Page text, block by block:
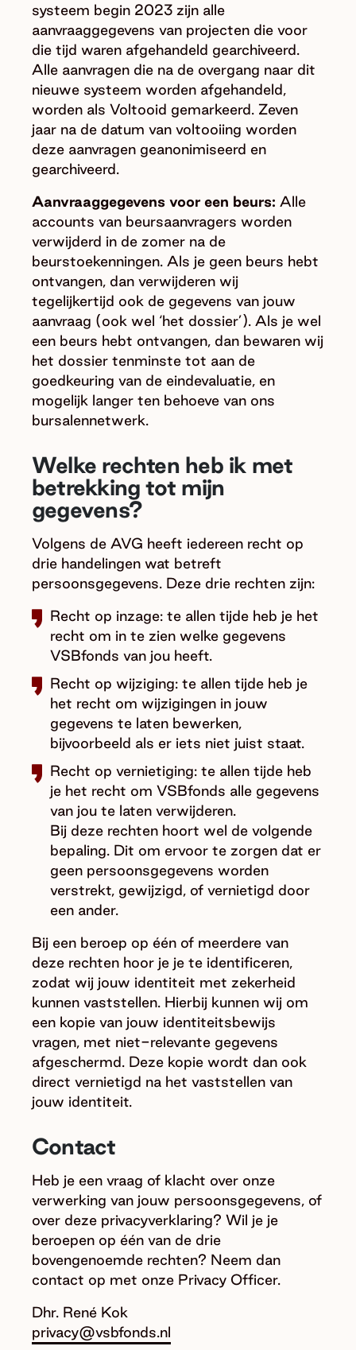
systeem begin 2023 zijn alle
aanvraaggegevens van projecten die voor
die tijd waren afgehandeld gearchiveerd.
Alle aanvragen die na de overgang naar dit
nieuwe systeem worden afgehandeld,
worden als Voltooid gemarkeerd. Zeven
jaar na de datum van voltooiing worden
deze aanvragen geanonimiseerd en
gearchiveerd.
Aanvraaggegevens voor een beurs: Alle
accounts van beursaanvragers worden
verwijderd in de zomer na de
beurstoekenningen. Als je geen beurs hebt
ontvangen, dan verwijderen wij
tegelijkertijd ook de gegevens van jouw
aanvraag (ook wel ‘het dossier’). Als je wel
een beurs hebt ontvangen, dan bewaren wij
het dossier tenminste tot aan de
goedkeuring van de eindevaluatie, en
mogelijk langer ten behoeve van ons
bursalennetwerk.
Welke rechten heb ik met
betrekking tot mijn
gegevens?
Volgens de AVG heeft iedereen recht op
drie handelingen wat betreft
persoonsgegevens. Deze drie rechten zijn:
Recht op inzage: te allen tijde heb je het
recht om in te zien welke gegevens
VSBfonds van jou heeft.
Recht op wijziging: te allen tijde heb je
het recht om wijzigingen in jouw
gegevens te laten bewerken,
bijvoorbeeld als er iets niet juist staat.
Recht op vernietiging: te allen tijde heb
je het recht om VSBfonds alle gegevens
van jou te laten verwijderen.
Bij deze rechten hoort wel de volgende
bepaling. Dit om ervoor te zorgen dat er
geen persoonsgegevens worden
verstrekt, gewijzigd, of vernietigd door
een ander.
Bij een beroep op één of meerdere van
deze rechten hoor je je te identificeren,
zodat wij jouw identiteit met zekerheid
kunnen vaststellen. Hierbij kunnen wij om
een kopie van jouw identiteitsbewijs
vragen, met niet-relevante gegevens
afgeschermd. Deze kopie wordt dan ook
direct vernietigd na het vaststellen van
jouw identiteit.
Contact
Heb je een vraag of klacht over onze
verwerking van jouw persoonsgegevens, of
over deze privacyverklaring? Wil je je
beroepen op één van de drie
bovengenoemde rechten? Neem dan
contact op met onze Privacy Officer.
Dhr. René Kok
privacy@vsbfonds.nl